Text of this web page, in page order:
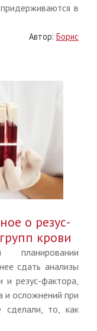
в
Автор: Борис
о резус-
крови
сдать анализы
и резус-фактора,
и осложнений при
сделали, то, как